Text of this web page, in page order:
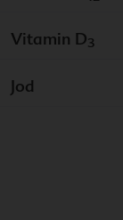
Vitamin D3
Jod